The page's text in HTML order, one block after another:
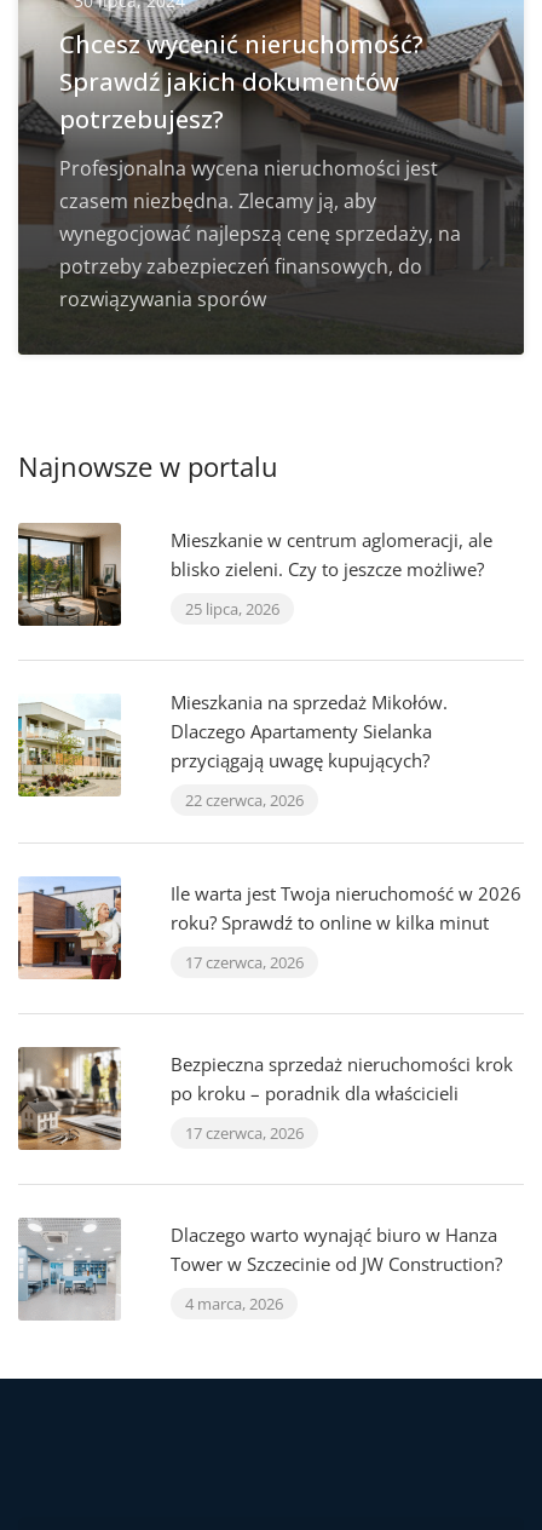
Chcesz wycenić nieruchomość?
Sprawdź jakich dokumentów
potrzebujesz?
Profesjonalna wycena nieruchomości jest
czasem niezbędna. Zlecamy ją, aby
wynegocjować najlepszą cenę sprzedaży, na
potrzeby zabezpieczeń finansowych, do
rozwiązywania sporów
Najnowsze w portalu
Mieszkanie w centrum aglomeracji, ale
blisko zieleni. Czy to jeszcze możliwe?
25 lipca, 2026
Mieszkania na sprzedaż Mikołów.
Dlaczego Apartamenty Sielanka
przyciągają uwagę kupujących?
22 czerwca, 2026
Ile warta jest Twoja nieruchomość w 2026
roku? Sprawdź to online w kilka minut
17 czerwca, 2026
Bezpieczna sprzedaż nieruchomości krok
po kroku – poradnik dla właścicieli
17 czerwca, 2026
Dlaczego warto wynająć biuro w Hanza
Tower w Szczecinie od JW Construction?
4 marca, 2026